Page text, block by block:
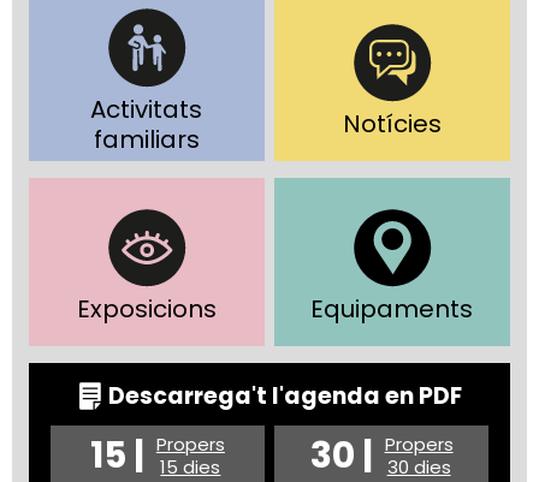
Activitats
familiars
Notícies
Exposicions Equipaments
Descarrega't l'agenda en PDF
15 | Propers
15 dies
30 | Propers
30 dies